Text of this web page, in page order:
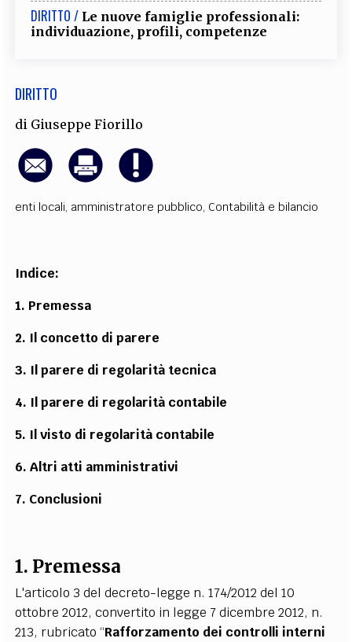
DIRITTO / Le nuove famiglie professionali:
individuazione, profili, competenze
DIRITTO
di Giuseppe Fiorillo
enti locali, amministratore pubblico, Contabilità e bilancio
Indice:
1. Premessa
2. Il concetto di parere
3. Il parere di regolarità tecnica
4. Il parere di regolarità contabile
5. Il visto di regolarità contabile
6. Altri atti amministrativi
7. Conclusioni
1. Premessa
L'articolo 3 del decreto-legge n. 174/2012 del 10
ottobre 2012, convertito in legge 7 dicembre 2012, n.
213, rubricato “Rafforzamento dei controlli interni